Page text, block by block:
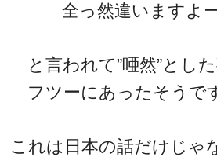
全っ然違いますよー
と言われて”唖然”とし
フツーにあったそうで
これは日本の話だけじゃ